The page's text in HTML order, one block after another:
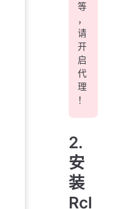
等
，
请
开
启
代
理
！
2.
安
装
Rcl